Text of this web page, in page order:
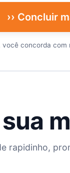
›› Concluir
você concorda com
rapidinho,